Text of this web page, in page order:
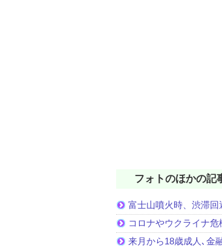
フォトのほかの記
富士山噴火時、渋滞
コロナやウクライナ
来月から18歳成人､金